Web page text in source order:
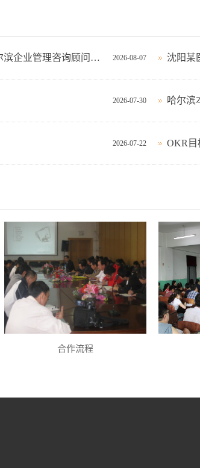
2026-08-07
如何应对不确定性和复杂性?哈尔滨企业管理咨询顾问这样看! 沈阳某
2026-07-30 哈尔滨
2026-07-22 OKR目
合作流程